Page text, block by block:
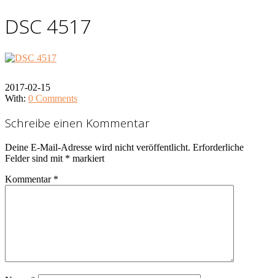
DSC 4517
2017-02-15
With: 0 Comments
Schreibe einen Kommentar
Deine E-Mail-Adresse wird nicht veröffentlicht. Erforderliche
Felder sind mit * markiert
Kommentar *